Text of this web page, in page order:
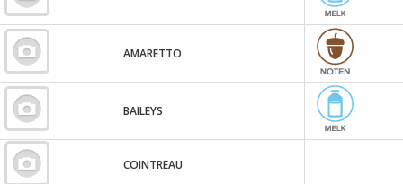
AMARETTO
BAILEYS
COINTREAU